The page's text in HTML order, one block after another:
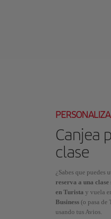
Canjea
clase
¿Sabes que puedes
reserva a una
en Turista y vuela
Business (o pasa de
usando tus Avios.